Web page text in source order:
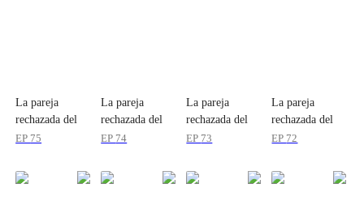
La pareja
rechazada del
Alfa
EP 75
La pareja
rechazada del
Alfa
EP 74
La pareja
rechazada del
Alfa
EP 73
La pareja
rechazada del
Alfa
EP 72